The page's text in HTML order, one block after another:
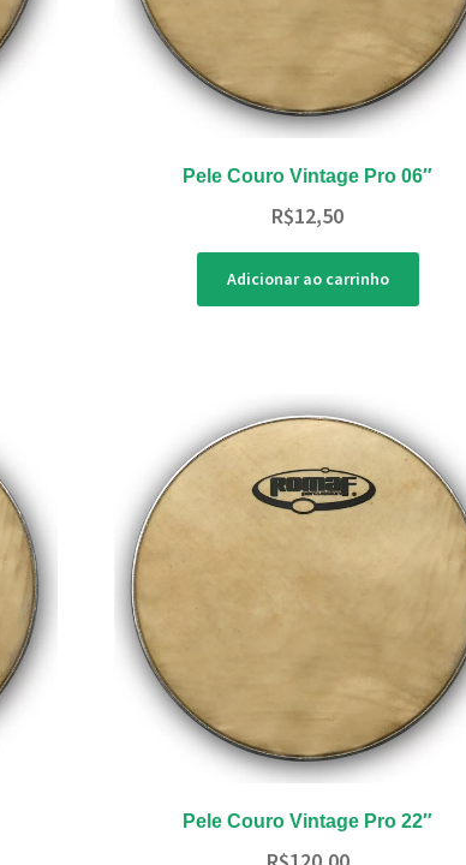
Pele Couro Vintage Pro 06″
R$12,50
Adicionar ao carrinho
Pele Couro Vintage Pro 22″